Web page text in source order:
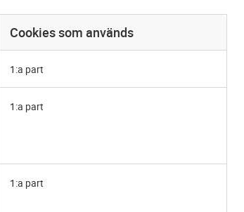
Cookies som används
1:a part
1:a part
1:a part